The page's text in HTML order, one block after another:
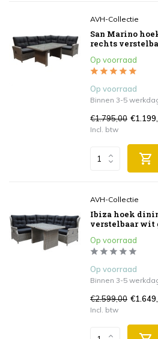
AVH-Collectie
San Marino
rechts
Op voorraad
Op voorraad
Binnen 3-5
€1.795,00
Incl. btw
AVH-Collectie
Ibiza hoek
verstelbaar wit
Op voorraad
Op voorraad
Binnen 3-5
€2.599,00
Incl. btw